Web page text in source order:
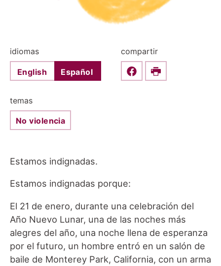
idiomas
English Español
compartir
Share this on Facebook
Print
temas
No violencia
Estamos indignadas.
Estamos indignadas porque:
El 21 de enero, durante una celebración del
Año Nuevo Lunar, una de las noches más
alegres del año, una noche llena de esperanza
por el futuro, un hombre entró en un salón de
baile de Monterey Park, California, con un arma